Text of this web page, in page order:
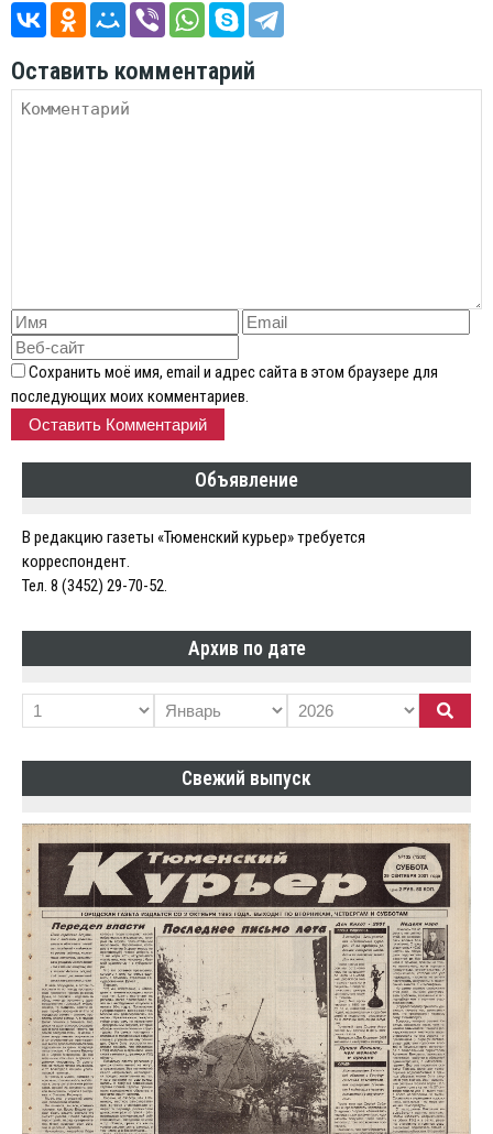
Оставить комментарий
Сохранить моё имя, email и адрес сайта в этом браузере для
последующих моих комментариев.
Объявление
В редакцию газеты «Тюменский курьер» требуется
корреспондент.
Тел. 8 (3452) 29-70-52.
Архив по дате
Свежий выпуск